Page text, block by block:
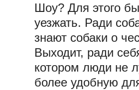
Шоу? Для этого
уезжать. Ради
знают собаки о
Выходит, ради
котором люди не
более удобную